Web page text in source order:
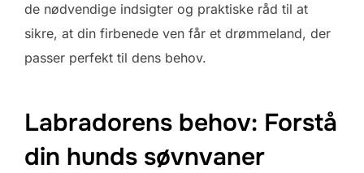
de nødvendige indsigter og praktiske råd til at
sikre, at din firbenede ven får et drømmeland, der
passer perfekt til dens behov.
Labradorens behov: Forstå
din hunds søvnvaner